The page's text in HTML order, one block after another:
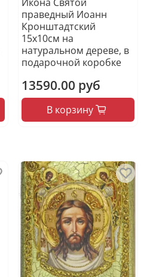
праведный Иоанн
Кронштадтский
15х10см на
натуральном дереве, в
подарочной коробке
13590.00 руб
В корзину